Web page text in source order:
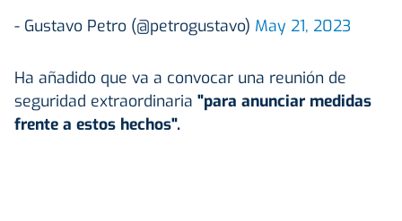
- Gustavo Petro (@petrogustavo) May 21, 2023
Ha añadido que va a convocar una reunión de
seguridad extraordinaria "para anunciar medidas
frente a estos hechos".